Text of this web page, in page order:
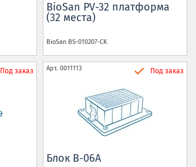
BioSan PV-32 платформа
(32 места)
BioSan BS-010207-CK
Под заказ Арт. 0011113 Под заказ
Блок B-06A